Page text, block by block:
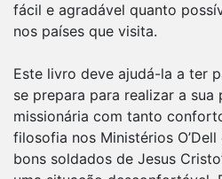
fácil e agradável quanto
nos países que visita.
Este livro deve ajudá-la a ter
se prepara para realizar a sua
missionária com tanto
filosofia nos Ministérios
bons soldados de Jesus